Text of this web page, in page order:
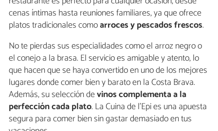
cenas íntimas hasta reuniones familiares, ya que ofrece
platos tradicionales comoarroces y pescados frescos.
No te pierdas sus especialidades como el arroz negro o
el conejo a la brasa. El servicio es amigable y atento, lo
que hacen que se haya convertido en uno de los mejores
lugares donde comer bien y barato en la Costa Brava.
Además, su selección devinos complementa a la
perfección cada plato. La Cuina de l’Epi es una apuesta
segura para comer bien sin gastar demasiado en tus